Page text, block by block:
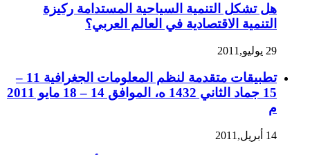
هل تشكل التنمية السياحية المستدامة ركيزة
التنمية الاقتصادية في العالم العربي؟
29 يوليو,2011
تطبيقات متقدمة لنظم المعلومات الجغرافية 11 –
15 جماد الثاني 1432 ه، الموافق 14 – 18 مايو 2011
م
14 أبريل,2011